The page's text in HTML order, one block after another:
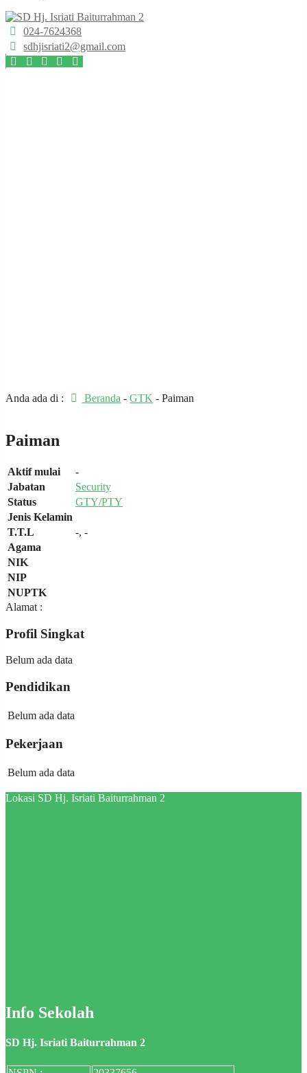
024-7624368
sdhjisriati2@gmail.com
Anda ada di : Beranda -GTK -Paiman
Paiman
Aktif mulai
-
Jabatan
Security
Status
GTY/PTY
Jenis Kelamin
T.T.L
-, -
Agama
NIK
NIP
NUPTK
Alamat :
Profil Singkat
Belum ada data
Pendidikan
Belum ada data
Pekerjaan
Belum ada data
Lokasi SD Hj. Isriati Baiturrahman 2
Info Sekolah
SD Hj. Isriati Baiturrahman 2